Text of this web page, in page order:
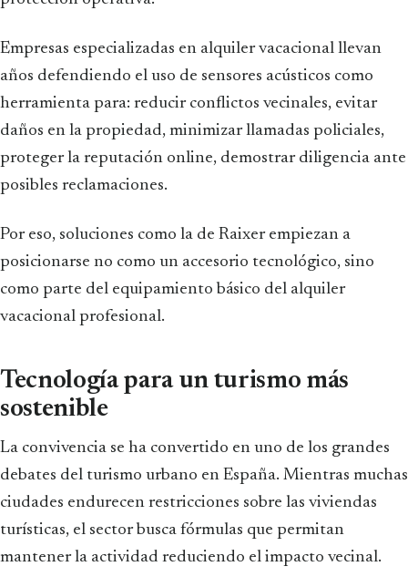
Empresas especializadas en alquiler vacacional llevan
años defendiendo el uso de sensores acústicos como
herramienta para: reducir conflictos vecinales, evitar
daños en la propiedad, minimizar llamadas policiales,
proteger la reputación online, demostrar diligencia ante
posibles reclamaciones.
Por eso, soluciones como la de Raixer empiezan a
posicionarse no como un accesorio tecnológico, sino
como parte del equipamiento básico del alquiler
vacacional profesional.
Tecnología para un turismo más
sostenible
La convivencia se ha convertido en uno de los grandes
debates del turismo urbano en España. Mientras muchas
ciudades endurecen restricciones sobre las viviendas
turísticas, el sector busca fórmulas que permitan
mantener la actividad reduciendo el impacto vecinal.